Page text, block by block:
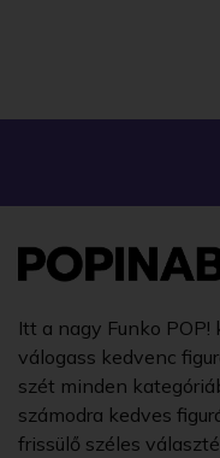
Itt a nagy Funko POP!
válogass kedvenc
szét minden
számodra kedves
frissülő széles